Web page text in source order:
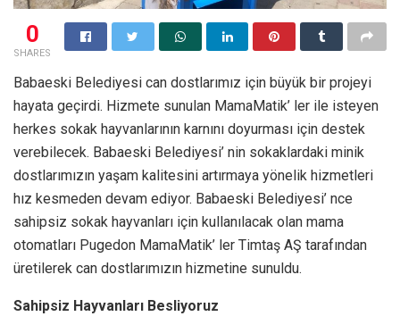
0
SHARES
Babaeski Belediyesi can dostlarımız için büyük bir projeyi
hayata geçirdi. Hizmete sunulan MamaMatik’ ler ile isteyen
herkes sokak hayvanlarının karnını doyurması için destek
verebilecek. Babaeski Belediyesi’ nin sokaklardaki minik
dostlarımızın yaşam kalitesini artırmaya yönelik hizmetleri
hız kesmeden devam ediyor. Babaeski Belediyesi’ nce
sahipsiz sokak hayvanları için kullanılacak olan mama
otomatları Pugedon MamaMatik’ ler Timtaş AŞ tarafından
üretilerek can dostlarımızın hizmetine sunuldu.
Sahipsiz Hayvanları Besliyoruz